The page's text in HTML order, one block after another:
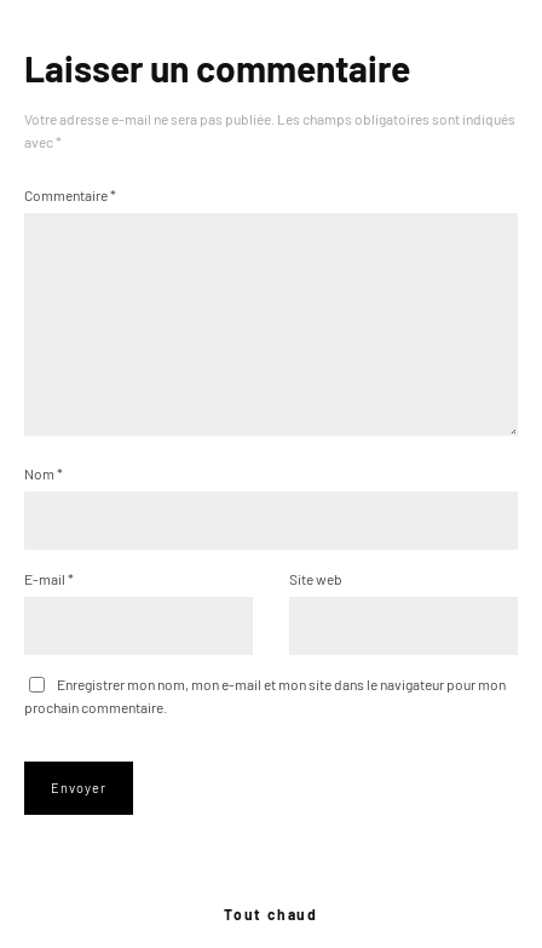
Laisser un commentaire
Votre adresse e-mail ne sera pas publiée. Les champs obligatoires sont indiqués
avec *
Commentaire*
Nom *
E-mail * Site web
Enregistrer mon nom, mon e-mail et mon site dans le navigateur pour mon
prochain commentaire.
Tout chaud